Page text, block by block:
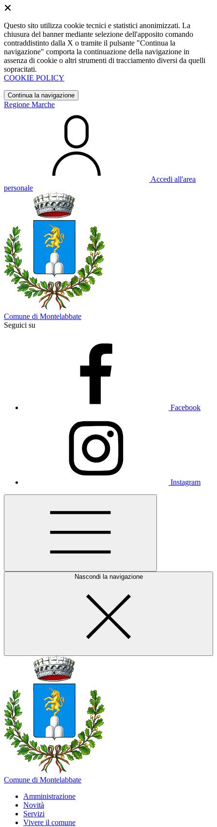
Questo sito utilizza cookie tecnici e statistici anonimizzati. La
chiusura del banner mediante selezione dell'apposito comando
contraddistinto dalla X o tramite il pulsante "Continua la
navigazione" comporta la continuazione della navigazione in
assenza di cookie o altri strumenti di tracciamento diversi da quelli
sopracitati.
COOKIE POLICY
Continua la navigazione
Regione Marche
Accedi all'area
personale
Comune di Montelabbate
Seguici su
Facebook
Instagram
Nascondi la navigazione
Comune di Montelabbate
Amministrazione
Novità
Servizi
Vivere il comune